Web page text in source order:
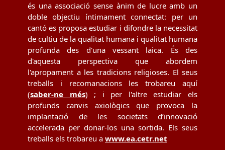
és una associació sense ànim de lucre amb un
doble objectiu íntimament connectat: per un
cantó es proposa estudiar i difondre la necessitat
de cultiu de la qualitat humana i qualitat humana
profunda des d'una vessant laica. És des
d'aquesta perspectiva que abordem
l'apropament a les tradicions religioses. El seus
treballs i recomanacions les trobareu aquí
(saber-ne més) ; i per l'altre estudiar els
profunds canvis axiològics que provoca la
implantació de les societats d’innovació
accelerada per donar-los una sortida. Els seus
treballs els trobareu a www.ea.cetr.net